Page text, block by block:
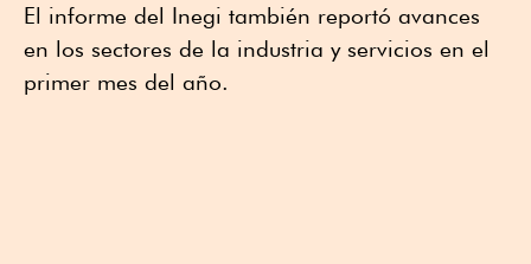
El informe del Inegi también reportó avances
en los sectores de la industria y servicios en el
primer mes del año.